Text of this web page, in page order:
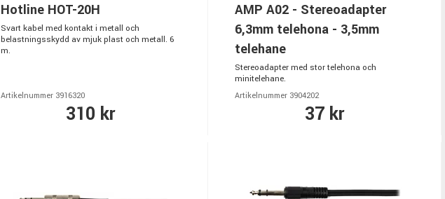
Hotline HOT-20H
Svart kabel med kontakt i metall och
belastningsskydd av mjuk plast och metall. 6
m.
Artikelnummer 3916320
310 kr
AMP A02 - Stereoadapter
6,3mm telehona - 3,5mm
telehane
Stereoadapter med stor telehona och
minitelehane.
Artikelnummer 3904202
37 kr